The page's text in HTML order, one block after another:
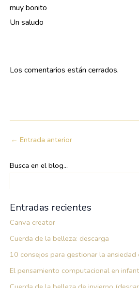
muy bonito
Un saludo
Los comentarios están cerrados.
← Entrada anterior
Busca en el blog...
Entradas recientes
Canva creator
Cuerda de la belleza: descarga
10 consejos para gestionar la ansiedad
El pensamiento computacional en